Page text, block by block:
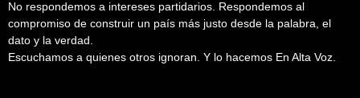
No respondemos a intereses partidarios. Respondemos al
compromiso de construir un país más justo desde la palabra, el
dato y la verdad.
Escuchamos a quienes otros ignoran. Y lo hacemos En Alta Voz.